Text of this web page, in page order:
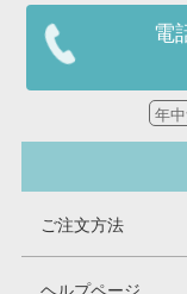
電
年
ご注文方法